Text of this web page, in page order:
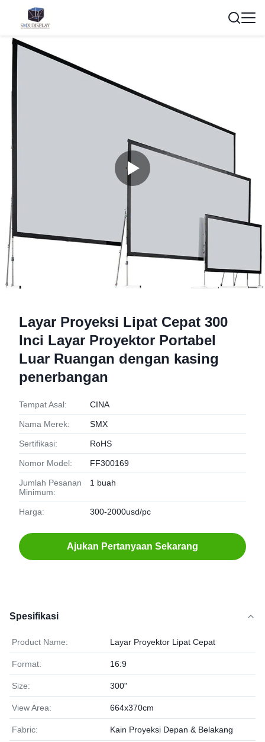
Layar Proyeksi Lipat Cepat 300
Inci Layar Proyektor Portabel
Luar Ruangan dengan kasing
penerbangan
Tempat Asal: CINA
Nama Merek: SMX
Sertifikasi: RoHS
Nomor Model: FF300169
Jumlah Pesanan
Minimum:
1 buah
Harga: 300-2000usd/pc
Ajukan Pertanyaan Sekarang
Spesifikasi
Product Name: Layar Proyektor Lipat Cepat
Format: 16:9
Size: 300"
View Area: 664x370cm
Fabric: Kain Proyeksi Depan & Belakang